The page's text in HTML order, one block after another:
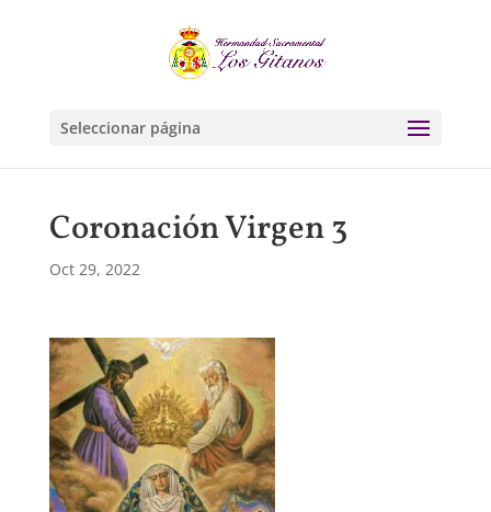
Seleccionar página
Coronación Virgen 3
Oct 29, 2022